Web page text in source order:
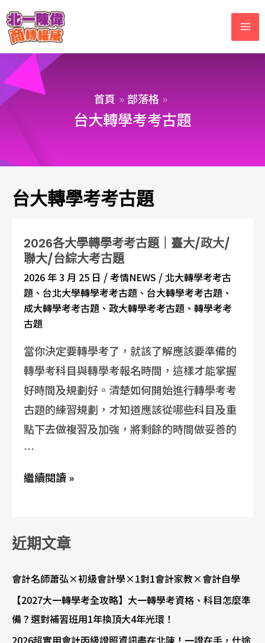
首頁 部落格
台大轉學考考古題
台大轉學考考古題
2026各大學轉學考考古題｜臺大/政大/
聯大/台綜大考古題
2026 年 3 月 25 日 / 考情NEWS / 北大轉學考考古
題 、 台北大學轉學考考古題 、 台大轉學考考古題 、
成大轉學考考古題 、政大轉學考考古題 、轉學考考
古題
當你決定要轉學考了，就該了解應該要準備的
轉學考科目與轉學考報名時間，這樣才能掌握
好時間及規劃好。清楚如何開始進行轉學考考
古題的練習規劃，才知道應該從哪些科目及重
點下去做複習及加強，將剩餘的時間做妥善的
…
繼續閱讀 »
近期文章
會計名師蕭弘×初級會計學×1對1會計家教×會計自學
【2027大一轉學考全攻略】大一轉學考資格、科目怎麼準
備？選對補習班用1年換頂大4年光環！